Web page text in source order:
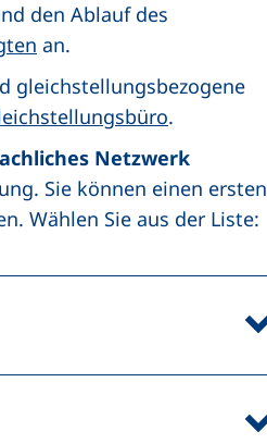
den Ablauf des
an.
gleichstellungsbezogene
.
Netzwerk
Sie können einen ersten
Wählen Sie aus der Liste: